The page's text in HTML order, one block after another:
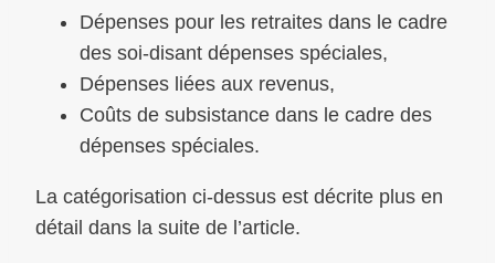
Dépenses pour les retraites dans le cadre
des soi-disant dépenses spéciales,
Dépenses liées aux revenus,
Coûts de subsistance dans le cadre des
dépenses spéciales.
La catégorisation ci-dessus est décrite plus en
détail dans la suite de l’article.